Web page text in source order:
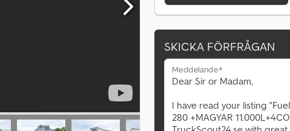
SKICKA FÖRFRÅGAN
Meddelande*